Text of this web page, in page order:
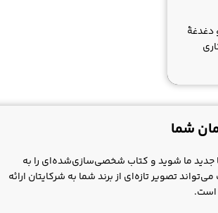
دغدغۀ
شما
جدید ما شوید و کتاب شخصی‌سازی‌شده‌ای را به
تصویر تازه‌ای از برند شما به شرکایتان ارائه
است.